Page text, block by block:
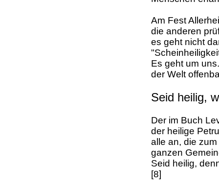
Am Fest
die anderen
es geht nicht
Es geht um
der Welt
Seid heilig,
Der im Buch
der heilige
alle an, die
ganzen
Seid heilig,
[8]